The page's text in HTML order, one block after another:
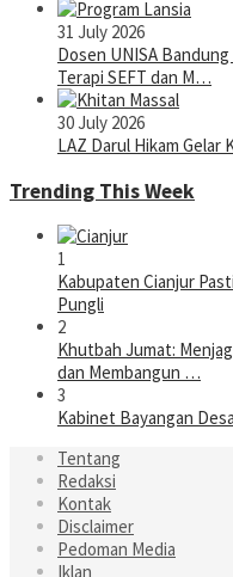
31 July 2026
Dosen UNISA
Terapi SEFT dan M…
30 July 2026
LAZ Darul Hikam
Trending This Week
1
Kabupaten Cianjur
Pungli
2
Khutbah Jumat:
dan Membangun …
3
Kabinet Bayangan
Tentang
Redaksi
Kontak
Disclaimer
Pedoman Media
Iklan